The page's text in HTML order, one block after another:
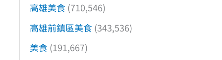
高雄美食 (710,546)
高雄前鎮區美食 (343,536)
美食 (191,667)